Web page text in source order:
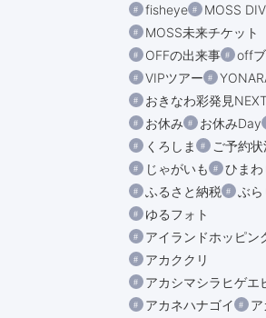
fisheye
MOSS
MOSS未来チケット
OFFの出来事
off
VIPツアー
おきなわ彩発見NEXT
お休み
お休みDay
くろしま
ご予約状
じゃがいも
ひまわ
ふるさと納税
ぶら
ゆるフォト
アイランドホッピン
アカククリ
アカシマシラヒゲエ
アカネハナゴイ